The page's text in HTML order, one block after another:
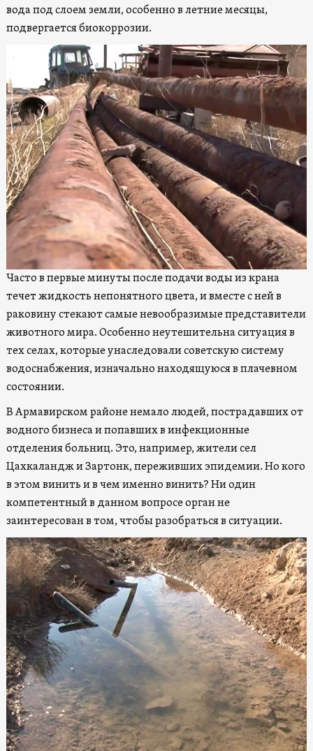
вода под слоем земли, особенно в летние месяцы,
подвергается биокоррозии.
Часто в первые минуты после подачи воды из крана
течет жидкость непонятного цвета, и вместе с ней в
раковину стекают самые невообразимые представители
животного мира. Особенно неутешительна ситуация в
тех селах, которые унаследовали советскую систему
водоснабжения, изначально находящуюся в плачевном
состоянии.
В Армавирском районе немало людей, пострадавших от
водного бизнеса и попавших в инфекционные
отделения больниц. Это, например, жители сел
Цахкаландж и Зартонк, переживших эпидемии. Но кого
в этом винить и в чем именно винить? Ни один
компетентный в данном вопросе орган не
заинтересован в том, чтобы разобраться в ситуации.